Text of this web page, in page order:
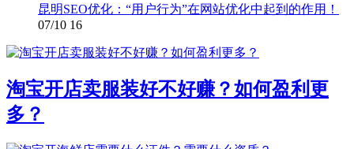
昆明SEO优化：“用户行为”在网站优化中起到的作用！
07/10 16
淘宝开店卖服装好不好赚？如何盈利更
多？